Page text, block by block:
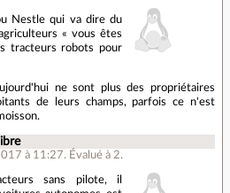
Nestle qui va dire du
« vous êtes
tracteurs robots pour
ne sont plus des propriétaires
de leurs champs, parfois ce n'est
à 11:27. Évalué à 2.
sans pilote, il